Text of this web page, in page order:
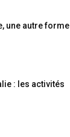
une autre forme
: les activités